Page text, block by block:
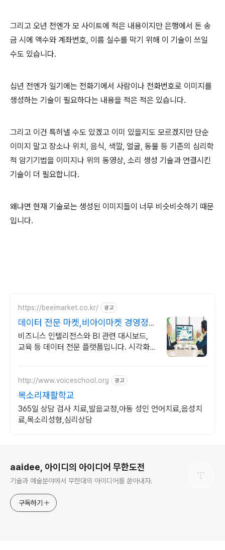
그리고 오년 전엔가 모 사이트에 적은 내용이지만 은행에서 돈 송
금 시에 액수와 계좌번호, 이름 실수를 막기 위해 이 기술이 쓰일
수도 있습니다.
십년 전엔가 일기에는 전화기에서 사람이나 전화번호로 이미지를
생성하는 기술이 필요하다는 내용을 적은 적은 있습니다.
그리고 이건 특허낼 수도 있겠고 이미 있을지도 모르겠지만 단순
이미지 말고 장소나 위치, 음식, 색깔, 얼굴, 동물 등 기존의 심리학
적 암기기법을 이미지나 위의 동영상, 소리 생성 기술과 연결시킨
기술이 더 필요합니다.
왜냐면 현재 기술로는 생성된 이미지들이 너무 비슷비슷하기 때문
입니다.
https://beeimarket.co.kr/ 광고
데이터 전문 마켓,비아이마켓 경영정보
시각화능력
비즈니스 인텔리전스와 BI 관련 대시보드,
교육 등 데이터 전문 플랫폼입니다. 시각화
http://www.voiceschool.org 광고
목소리재활학교
365일 상담 검사 치료,발음교정,아동 성인 언어치료,음성치
료,목소리성형,심리상담
aaidee, 아이디의 아이디어 무한도전
기술과 예술분야에서 무한대의 아이디어를 쏟아내자.
구독하기